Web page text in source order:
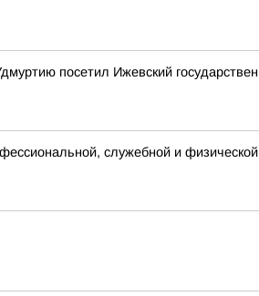
посетил Ижевский
служебной и